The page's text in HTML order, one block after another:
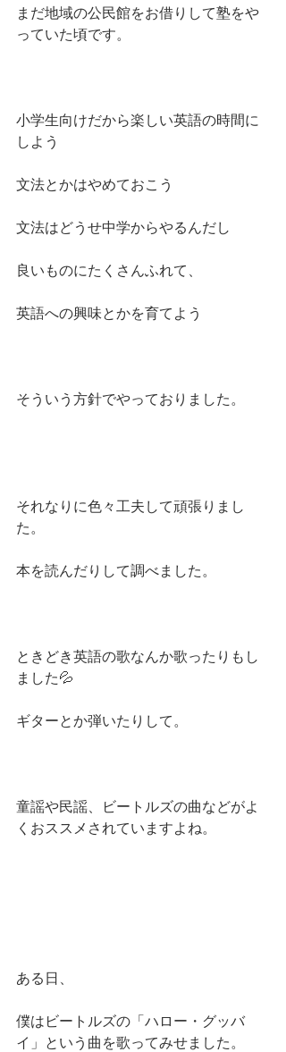
まだ地域の公民館をお借りして塾をや
っていた頃です。
小学生向けだから楽しい英語の時間に
しよう
文法とかはやめておこう
文法はどうせ中学からやるんだし
良いものにたくさんふれて、
英語への興味とかを育てよう
そういう方針でやっておりました。
それなりに色々工夫して頑張りまし
た。
本を読んだりして調べました。
ときどき英語の歌なんか歌ったりもし
ました💦
ギターとか弾いたりして。
童謡や民謡、ビートルズの曲などがよ
くおススメされていますよね。
ある日、
僕はビートルズの「ハロー・グッバ
イ」という曲を歌ってみせました。